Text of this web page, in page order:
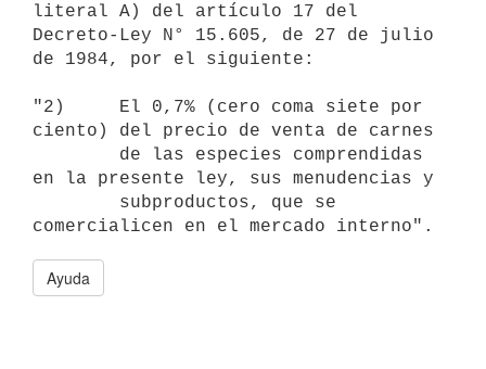
literal A) del artículo 17 del
Decreto-Ley N° 15.605, de 27 de julio
de 1984, por el siguiente:
"2)     El 0,7% (cero coma siete por
ciento) del precio de venta de carnes
en la presente ley, sus menudencias y
Ayuda